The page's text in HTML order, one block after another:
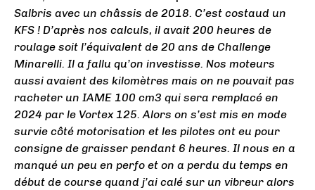
Salbris avec un châssis de 2018. C’est costaud un
KFS ! D’après nos calculs, il avait 200 heures de
roulage soit l’équivalent de 20 ans de Challenge
Minarelli. Il a fallu qu’on investisse. Nos moteurs
aussi avaient des kilomètres mais on ne pouvait pas
racheter un IAME 100 cm3 qui sera remplacé en
2024 par le Vortex 125. Alors on s’est mis en mode
survie côté motorisation et les pilotes ont eu pour
consigne de graisser pendant 6 heures. Il nous en a
manqué un peu en perfo et on a perdu du temps en
début de course quand j’ai calé sur un vibreur alors